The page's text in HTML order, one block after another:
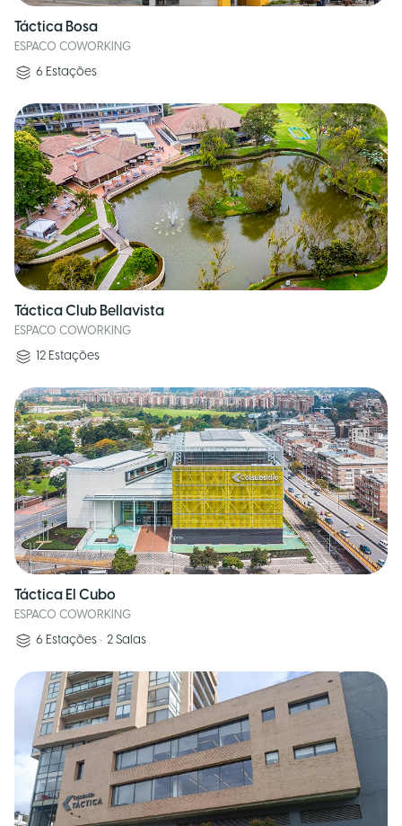
Táctica Bosa
ESPACO COWORKING
6 Estações
Táctica Club Bellavista
ESPACO COWORKING
12 Estações
Táctica El Cubo
ESPACO COWORKING
6 Estações • 2 Salas